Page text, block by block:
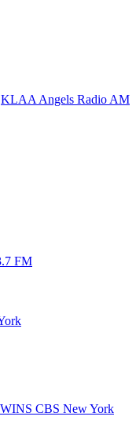
KLAA Angels Radio AM
FM
CBS New York